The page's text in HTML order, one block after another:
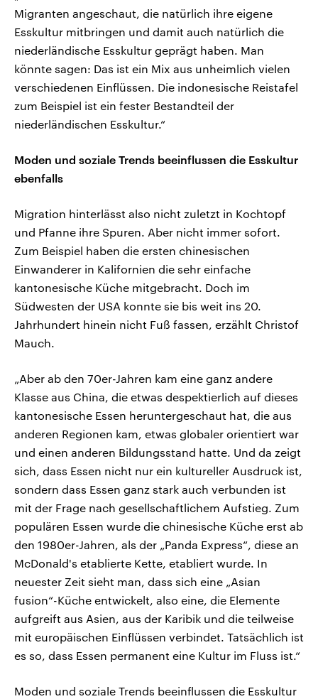
Migranten angeschaut, die natürlich ihre eigene
Esskultur mitbringen und damit auch natürlich die
niederländische Esskultur geprägt haben. Man
könnte sagen: Das ist ein Mix aus unheimlich vielen
verschiedenen Einflüssen. Die indonesische Reistafel
zum Beispiel ist ein fester Bestandteil der
niederländischen Esskultur.“
Moden und soziale Trends beeinflussen die Esskultur
ebenfalls
Migration hinterlässt also nicht zuletzt in Kochtopf
und Pfanne ihre Spuren. Aber nicht immer sofort.
Zum Beispiel haben die ersten chinesischen
Einwanderer in Kalifornien die sehr einfache
kantonesische Küche mitgebracht. Doch im
Südwesten der USA konnte sie bis weit ins 20.
Jahrhundert hinein nicht Fuß fassen, erzählt Christof
Mauch.
„Aber ab den 70er-Jahren kam eine ganz andere
Klasse aus China, die etwas despektierlich auf dieses
kantonesische Essen heruntergeschaut hat, die aus
anderen Regionen kam, etwas globaler orientiert war
und einen anderen Bildungsstand hatte. Und da zeigt
sich, dass Essen nicht nur ein kultureller Ausdruck ist,
sondern dass Essen ganz stark auch verbunden ist
mit der Frage nach gesellschaftlichem Aufstieg. Zum
populären Essen wurde die chinesische Küche erst ab
den 1980er-Jahren, als der „Panda Express“, diese an
McDonald's etablierte Kette, etabliert wurde. In
neuester Zeit sieht man, dass sich eine „Asian
fusion“-Küche entwickelt, also eine, die Elemente
aufgreift aus Asien, aus der Karibik und die teilweise
mit europäischen Einflüssen verbindet. Tatsächlich ist
es so, dass Essen permanent eine Kultur im Fluss ist.“
Moden und soziale Trends beeinflussen die Esskultur